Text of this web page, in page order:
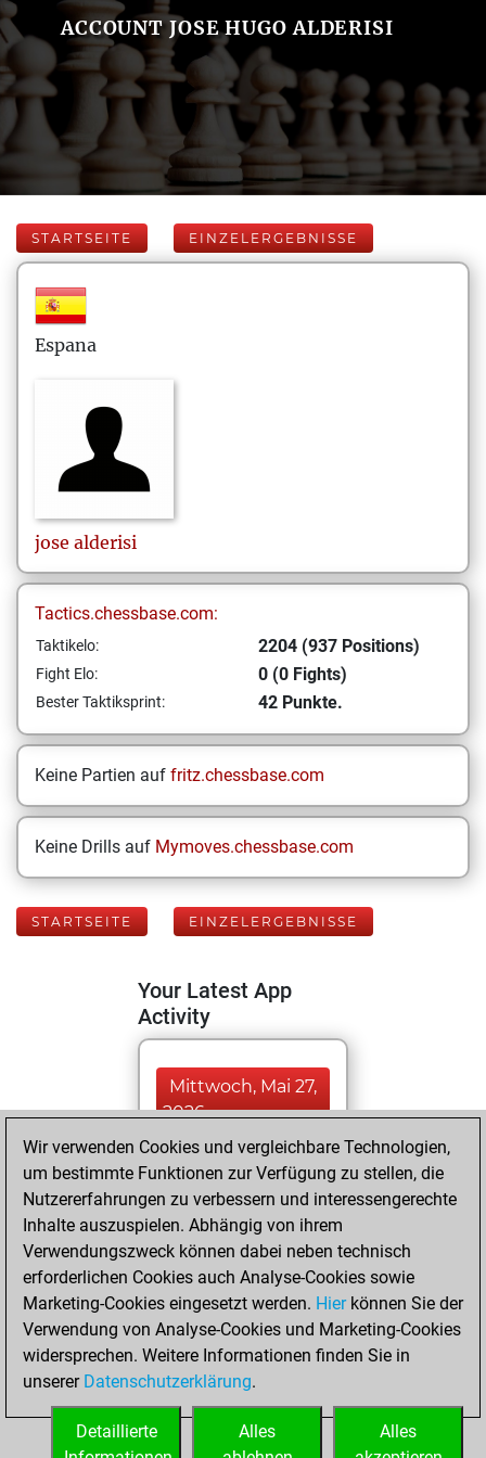
ACCOUNT JOSE HUGO ALDERISI
STARTSEITE EINZELERGEBNISSE
Espana
jose alderisi
Tactics.chessbase.com:
Taktikelo: 2204 (937 Positions)
Fight Elo: 0 (0 Fights)
Bester Taktiksprint: 42 Punkte.
Keine Partien auf fritz.chessbase.com
Keine Drills auf Mymoves.chessbase.com
STARTSEITE EINZELERGEBNISSE
Your Latest App
Activity
Mittwoch, Mai 27,
2026
You totalled
937 tactics positions
Tactics
You
solved 548 tactics
positions
You achieved
an Elo of 2204 in
tactics positions
You had a best
sprint of 42 positions
Wir verwenden Cookies und vergleichbare Technologien,
um bestimmte Funktionen zur Verfügung zu stellen, die
Nutzererfahrungen zu verbessern und interessengerechte
Inhalte auszuspielen. Abhängig von ihrem
Verwendungszweck können dabei neben technisch
erforderlichen Cookies auch Analyse-Cookies sowie
Marketing-Cookies eingesetzt werden. Hierkönnen Sie der
Verwendung von Analyse-Cookies und Marketing-Cookies
widersprechen. Weitere Informationen finden Sie in
unserer Datenschutzerklärung.
Alles
Alles
Detaillierte